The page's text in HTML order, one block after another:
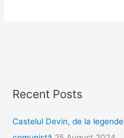
Recent Posts
Castelul Devin, de la